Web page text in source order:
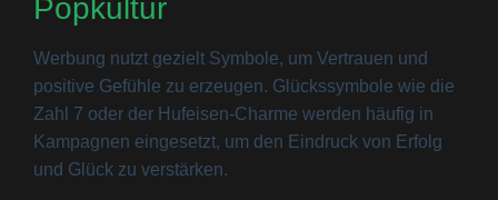
Popkultur
Werbung nutzt gezielt Symbole, um Vertrauen und
positive Gefühle zu erzeugen. Glückssymbole wie die
Zahl 7 oder der Hufeisen-Charme werden häufig in
Kampagnen eingesetzt, um den Eindruck von Erfolg
und Glück zu verstärken.